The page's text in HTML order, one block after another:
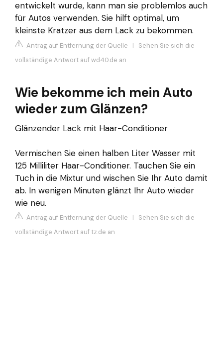
entwickelt wurde, kann man sie problemlos auch
für Autos verwenden. Sie hilft optimal, um
kleinste Kratzer aus dem Lack zu bekommen.
Antrag auf Entfernung der Quelle | Sehen Sie sich die
vollständige Antwort auf wd40.de an
Wie bekomme ich mein Auto
wieder zum Glänzen?
Glänzender Lack mit Haar-Conditioner
Vermischen Sie einen halben Liter Wasser mit
125 Milliliter Haar-Conditioner. Tauchen Sie ein
Tuch in die Mixtur und wischen Sie Ihr Auto damit
ab. In wenigen Minuten glänzt Ihr Auto wieder
wie neu.
Antrag auf Entfernung der Quelle | Sehen Sie sich die
vollständige Antwort auf tz.de an